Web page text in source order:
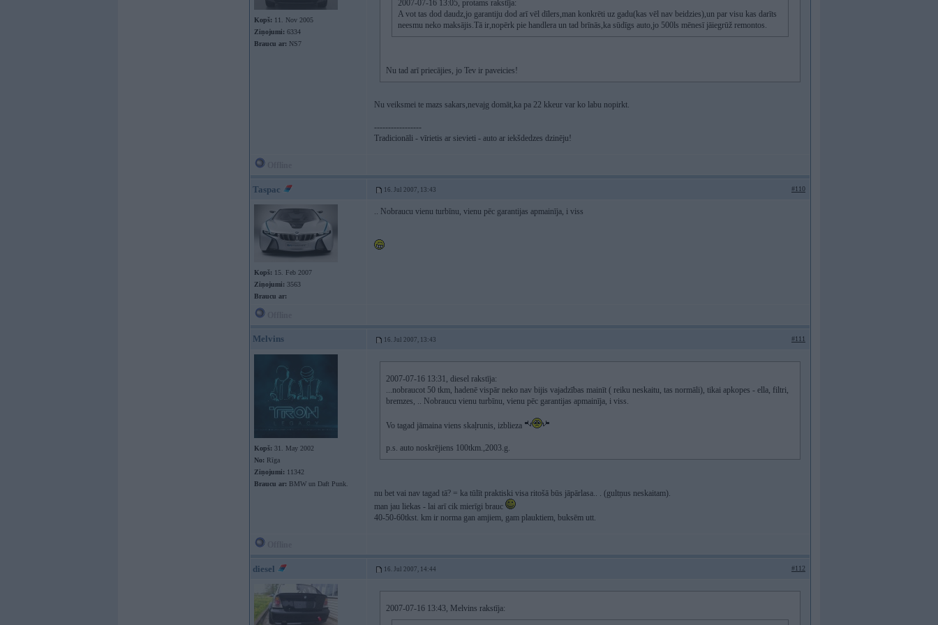
Kopš: 11. Nov 2005
Ziņojumi: 6334
Braucu ar: NS7
2007-07-16 13:05, protams rakstīja:
A vot tas dod daudz,jo garantiju dod arī vēl dīlers,man konkrēti uz gadu(kas vēl nav beidzies),un par visu kas darīts
neesmu neko maksājis.Tā ir,nopērk pie handlera un tad brīnās,ka sūdīgs auto,jo 500ls mēnesī jāiegrūž remontos.
Nu tad arī priecājies, jo Tev ir paveicies!
Nu veiksmei te mazs sakars,nevajg domāt,ka pa 22 kkeur var ko labu nopirkt.
-----------------
Tradicionāli - vīrietis ar sievieti - auto ar iekšdedzes dzinēju!
Taspac 16. Jul 2007, 13:43 #110
Kopš: 15. Feb 2007
Ziņojumi: 3563
Braucu ar:
.. Nobraucu vienu turbīnu, vienu pēc garantijas apmainīja, i viss
Melvins 16. Jul 2007, 13:43 #111
Kopš: 31. May 2002
No: Rīga
Ziņojumi: 11342
Braucu ar: BMW un Daft Punk.
2007-07-16 13:31, diesel rakstīja:
...nobraucot 50 tkm, hadenē vispār neko nav bijis vajadzības mainīt ( reiku neskaitu, tas normāli), tikai apkopes - ella, filtri,
bremzes, .. Nobraucu vienu turbīnu, vienu pēc garantijas apmainīja, i viss.
Vo tagad jāmaina viens skaļrunis, izblieza
p.s. auto noskrējiens 100tkm.,2003.g.
nu bet vai nav tagad tā? = ka tūlīt praktiski visa ritošā būs jāpārlasa.. . (gultņus neskaitam).
man jau liekas - lai arī cik mierīgi brauc
40-50-60tkst. km ir norma gan amjiem, gam plauktiem, buksēm utt.
diesel 16. Jul 2007, 14:44 #112
2007-07-16 13:43, Melvins rakstīja: